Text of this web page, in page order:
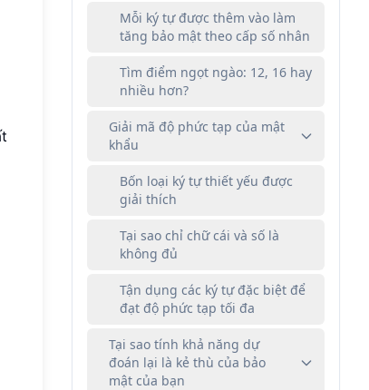
Mỗi ký tự được thêm vào làm
tăng bảo mật theo cấp số nhân
Tìm điểm ngọt ngào: 12, 16 hay
nhiều hơn?
Giải mã độ phức tạp của mật
khẩu
Bốn loại ký tự thiết yếu được
giải thích
Tại sao chỉ chữ cái và số là
không đủ
Tận dụng các ký tự đặc biệt để
đạt độ phức tạp tối đa
Tại sao tính khả năng dự
đoán lại là kẻ thù của bảo
mật của bạn